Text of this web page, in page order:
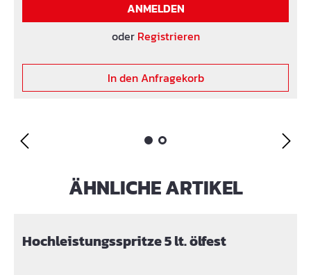
ANMELDEN
oder Registrieren
In den Anfragekorb
Produktgalerie überspringen
ÄHNLICHE ARTIKEL
Hochleistungsspritze 5 lt. ölfest